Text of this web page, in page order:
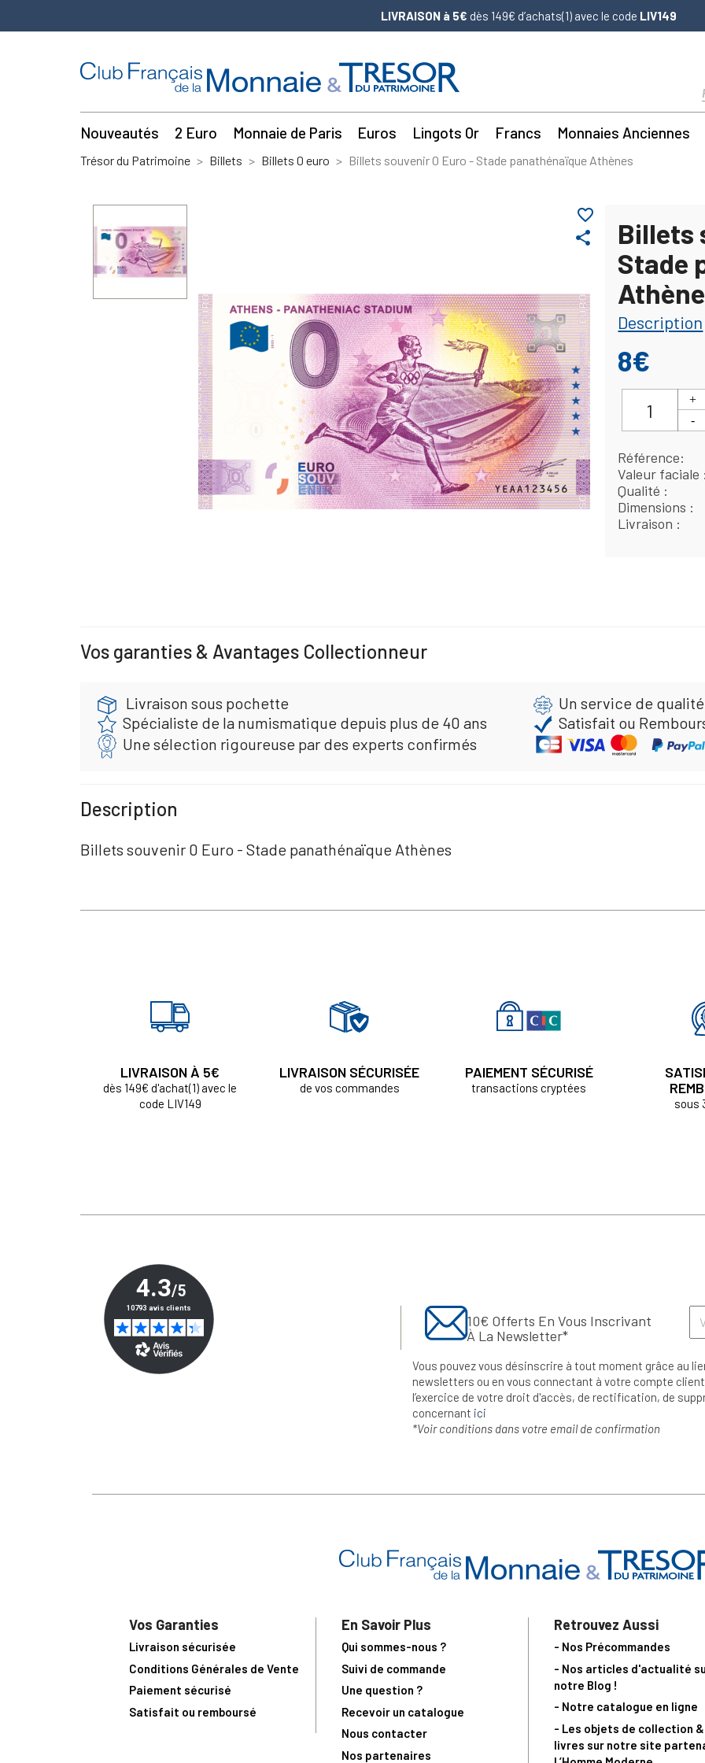
LIVRAISON à 5€ dès 149€ d’achats(1) avec le code LIV149
Nouveautés 2 Euro Monnaie de Paris Euros Lingots Or Francs Monnaies Anciennes
Trésor du Patrimoine Billets Billets 0 euro Billets souvenir 0 Euro - Stade panathénaïque Athènes
share
favorite_border
Billets
Stade
Description
8€
Référence
Valeur faciale
Qualité
Dimensions
Livraison
Vos garanties & Avantages Collectionneur
Livraison sous pochette
Un service de
Spécialiste de la numismatique depuis plus de 40 ans
Satisfait ou
Une sélection rigoureuse par des experts confirmés
Description
Billets souvenir 0 Euro - Stade panathénaïque Athènes
LIVRAISON À 5€
dès 149€ d'achat(1) avec le
code LIV149
LIVRAISON SÉCURISÉE
de vos commandes
PAIEMENT SÉCURISÉ
transactions cryptées
sous
10€ Offerts En Vous Inscrivant
À La Newsletter*
Vous pouvez vous désinscrire à tout moment grâce au
newsletters ou en vous connectant à votre compte
l’exercice de votre droit d'accès, de rectification, de
concernant ici
*Voir conditions dans votre email de confirmation
Vos Garanties
Livraison sécurisée
Conditions Générales de Vente
Paiement sécurisé
Satisfait ou remboursé
En Savoir Plus
Qui sommes-nous ?
Suivi de commande
Une question ?
Recevoir un catalogue
Nous contacter
Nos partenaires
Retrouvez Aussi
- Nos Précommandes
- Nos articles d'actualité
notre Blog !
- Notre catalogue en ligne
- Les objets de collection
livres sur notre site